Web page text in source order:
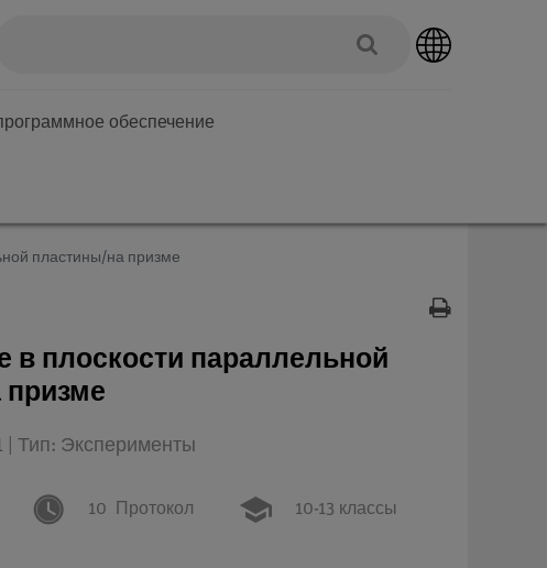
обеспечение
пластины/на призме
в плоскости параллельной
| Тип: Эксперименты
10 Протокол 10-13 классы